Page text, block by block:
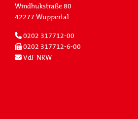
Windhukstraße 80
42277 Wuppertal
0202 317712-00
0202 317712-6-00
VdF NRW